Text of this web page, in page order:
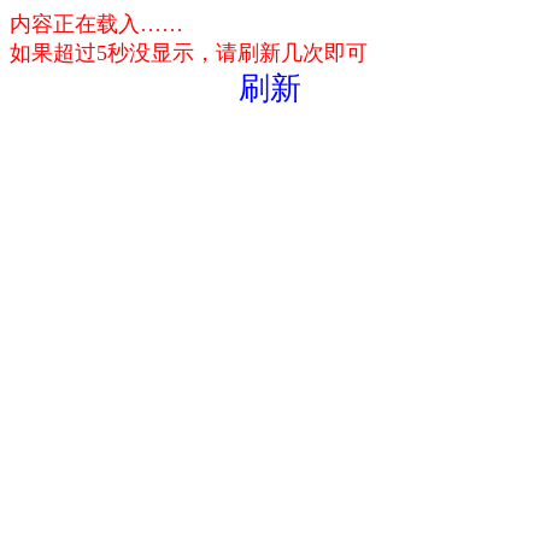
内容正在载入……
如果超过5秒没显示，请刷新几次即可
刷新